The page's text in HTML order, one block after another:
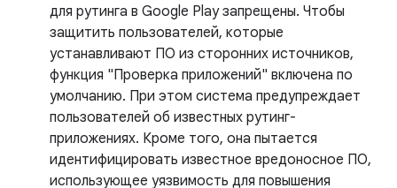
для рутинга в Google Play запрещены. Чтобы
защитить пользователей, которые
устанавливают ПО из сторонних источников,
функция "Проверка приложений" включена по
умолчанию. При этом система предупреждает
пользователей об известных рутинг-
приложениях. Кроме того, она пытается
идентифицировать известное вредоносное ПО,
использующее уязвимость для повышения